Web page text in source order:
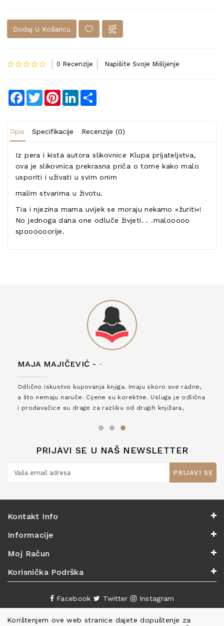
Dodaj U Košaricu
0 Recenzije Napišite Svoje Mišljenje
Facebook
TwitterPinterestLinkedIn
Opis Specifikacije Recenzije (0)
Iz pera i kista autora slikovnice Klupa prijateljstva,
ova je slikovnica prekrasna priča o tome kako malo
usporiti i uživati u svim onim
malim stvarima u životu.
Tia i njezina mama uvijek se moraju nekamo »žuriti«!
No jednoga dana one odluče živjeti. . .malooooo
spoooooorije.
Korištenjem ove web stranice dajete dopuštenje za
MAJA MAJIČEVIĆ - -
Odlično iskustvo kupovanja knjiga. Imaju skoro sve radne,
a što nemaju naruče. Cijene su korektne. Usluga je odlična
i prodavačice su drage za razliku od drugih knjižara,
PRIJAVI SE U NAŠ NEWSLETTER
PRIJAVI SE
Kontakt Info
Informacije
Moj Račun
Korisnička Podrška
Facebook Twitter Instagram